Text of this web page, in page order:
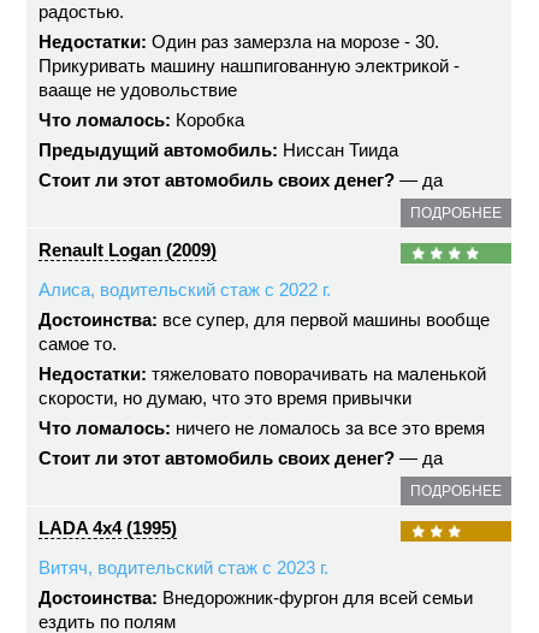
радостью.
Недостатки: Один раз замерзла на морозе - 30.
Прикуривать машину нашпигованную электрикой -
вааще не удовольствие
Что ломалось: Коробка
Предыдущий автомобиль: Ниссан Тиида
Стоит ли этот автомобиль своих денег? — да
ПОДРОБНЕЕ
Renault Logan (2009)
Алиса, водительский стаж с 2022 г.
Достоинства: все супер, для первой машины вообще
самое то.
Недостатки: тяжеловато поворачивать на маленькой
скорости, но думаю, что это время привычки
Что ломалось: ничего не ломалось за все это время
Стоит ли этот автомобиль своих денег? — да
ПОДРОБНЕЕ
LADA 4x4 (1995)
Витяч, водительский стаж с 2023 г.
Достоинства: Внедорожник-фургон для всей семьи
ездить по полям